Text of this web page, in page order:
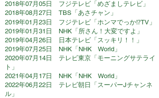
2018年07月05日 フジテレビ「めざましテレビ」
2018年08月27日 TBS「あさチャン」
2019年01月23日 フジテレビ「ホンマでっか⁉TV」
2019年01月31日 NHK「所さん！大変ですよ」
2019年04月26日 日本テレビ「スッキリ！！」
2019年07月25日 NHK「NHK World」
2020年07月14日 テレビ東京「モーニングサテライ
ト」
2021年04月17日 NHK「NHK World」
2022年06月22日 テレビ朝日「スーパーJチャンネ
ル」